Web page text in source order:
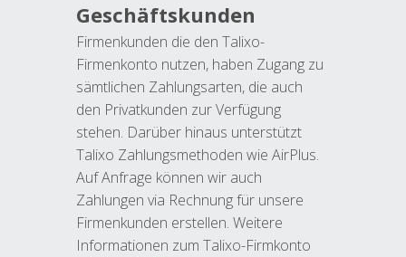
Geschäftskunden
Firmenkunden die den Talixo-
Firmenkonto nutzen, haben Zugang zu
sämtlichen Zahlungsarten, die auch
den Privatkunden zur Verfügung
stehen. Darüber hinaus unterstützt
Talixo Zahlungsmethoden wie AirPlus.
Auf Anfrage können wir auch
Zahlungen via Rechnung für unsere
Firmenkunden erstellen. Weitere
Informationen zum Talixo-Firmkonto